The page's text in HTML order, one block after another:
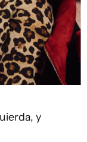
y